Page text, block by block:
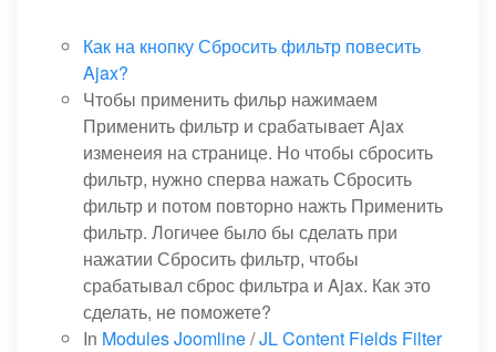
Как на кнопку Сбросить фильтр повесить
Ajax?
Чтобы применить фильр нажимаем
Применить фильтр и срабатывает Ajax
изменеия на странице. Но чтобы сбросить
фильтр, нужно сперва нажать Сбросить
фильтр и потом повторно нажть Применить
фильтр. Логичее было бы сделать при
нажатии Сбросить фильтр, чтобы
срабатывал сброс фильтра и Ajax. Как это
сделать, не поможете?
In Modules Joomline/JL Content Fields Filter